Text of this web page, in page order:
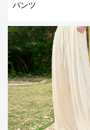
パンツ